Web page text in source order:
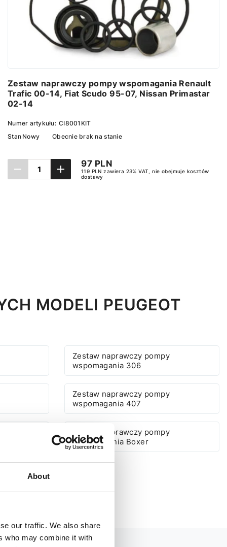
About
our traffic. We also share
who may combine it with
Zestaw naprawczy pompy wspomagania Renault
Trafic 00-14, Fiat Scudo 95-07, Nissan Primastar
02-14
Numer artykułu: CI8001KIT
Stan Nowy Obecnie brak na stanie
97 PLN
119 PLN zawiera 23% VAT, nie obejmuje kosztów
dostawy
MODELI PEUGEOT
Zestaw naprawczy pompy
wspomagania 306
Zestaw naprawczy pompy
wspomagania 407
Zestaw naprawczy pompy
wspomagania Boxer